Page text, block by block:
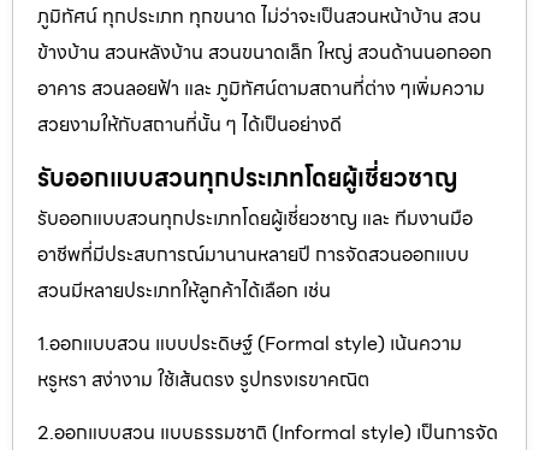
ภูมิทัศน์ ทุกประเภท ทุกขนาด ไม่ว่าจะเป็นสวนหน้าบ้าน สวน
ข้างบ้าน สวนหลังบ้าน สวนขนาดเล็ก ใหญ่ สวนด้านนอกออก
อาคาร สวนลอยฟ้า และ ภูมิทัศน์ตามสถานที่ต่าง ๆเพิ่มความ
สวยงามให้กับสถานที่นั้น ๆ ได้เป็นอย่างดี
รับออกแบบสวนทุกประเภทโดยผู้เชี่ยวชาญ
รับออกแบบสวนทุกประเภทโดยผู้เชี่ยวชาญ และ ทีมงานมือ
อาชีพที่มีประสบการณ์มานานหลายปี การจัดสวนออกแบบ
สวนมีหลายประเภทให้ลูกค้าได้เลือก เช่น
1.ออกแบบสวน แบบประดิษฐ์ (Formal style) เน้นความ
หรูหรา สง่างาม ใช้เส้นตรง รูปทรงเรขาคณิต
2.ออกแบบสวน แบบธรรมชาติ (Informal style) เป็นการจัด